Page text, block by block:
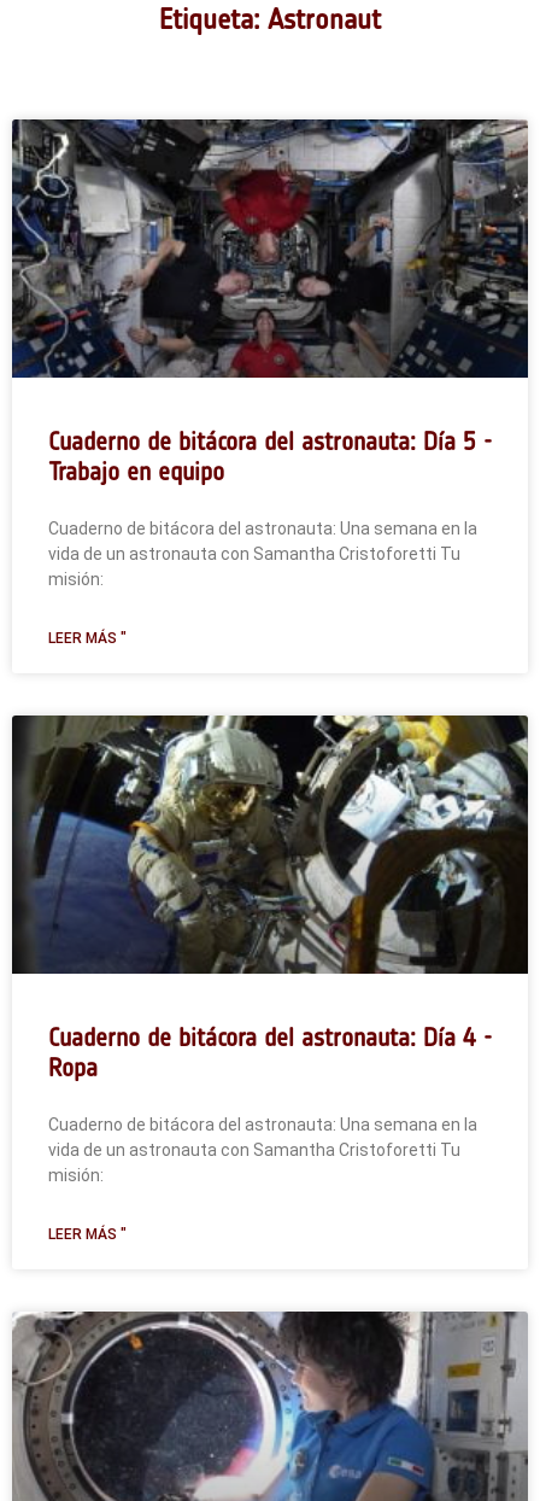
Etiqueta: Astronaut
Cuaderno de bitácora del astronauta: Día 5 -
Trabajo en equipo
Cuaderno de bitácora del astronauta: Una semana en la
vida de un astronauta con Samantha Cristoforetti Tu
misión:
LEER MÁS "
Cuaderno de bitácora del astronauta: Día 4 -
Ropa
Cuaderno de bitácora del astronauta: Una semana en la
vida de un astronauta con Samantha Cristoforetti Tu
misión:
LEER MÁS "